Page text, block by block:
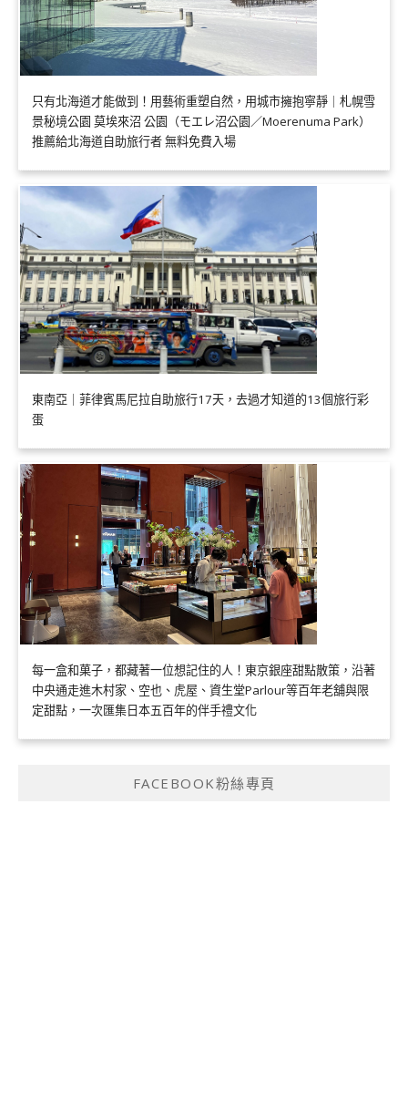
只有北海道才能做到！用藝術重塑自然，用城市擁抱寧靜｜札幌雪
景秘境公園 莫埃來沼 公園（モエレ沼公園／Moerenuma Park）
推薦給北海道自助旅行者 無料免費入場
東南亞｜菲律賓馬尼拉自助旅行17天，去過才知道的13個旅行彩
蛋
每一盒和菓子，都藏著一位想記住的人！東京銀座甜點散策，沿著
中央通走進木村家、空也、虎屋、資生堂Parlour等百年老舖與限
定甜點，一次匯集日本五百年的伴手禮文化
FACEBOOK粉絲專頁